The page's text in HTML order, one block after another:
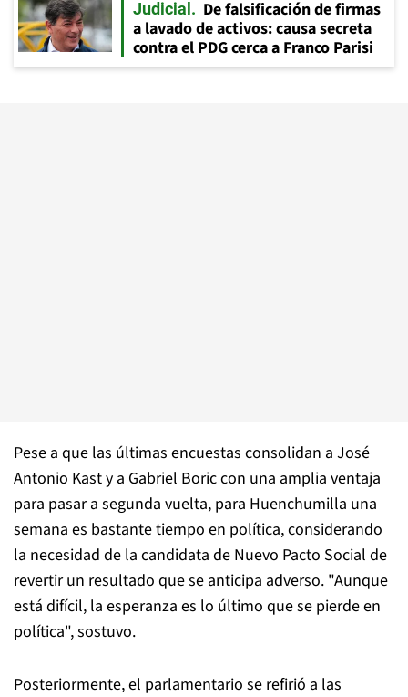
Judicial
De falsificación de firmas
a lavado de activos: causa secreta
contra el PDG cerca a Franco Parisi
Pese a que las últimas encuestas consolidan a José
Antonio Kast y a Gabriel Boric con una amplia ventaja
para pasar a segunda vuelta, para Huenchumilla una
semana es bastante tiempo en política, considerando
la necesidad de la candidata de Nuevo Pacto Social de
revertir un resultado que se anticipa adverso. "Aunque
está difícil, la esperanza es lo último que se pierde en
política", sostuvo.
Posteriormente, el parlamentario se refirió a las